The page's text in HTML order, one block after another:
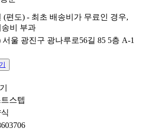
(편도) - 최초 배송비가 무료인 경우,
비 부과
서울 광진구 광나루로56길 85 5층 A-1
스텝